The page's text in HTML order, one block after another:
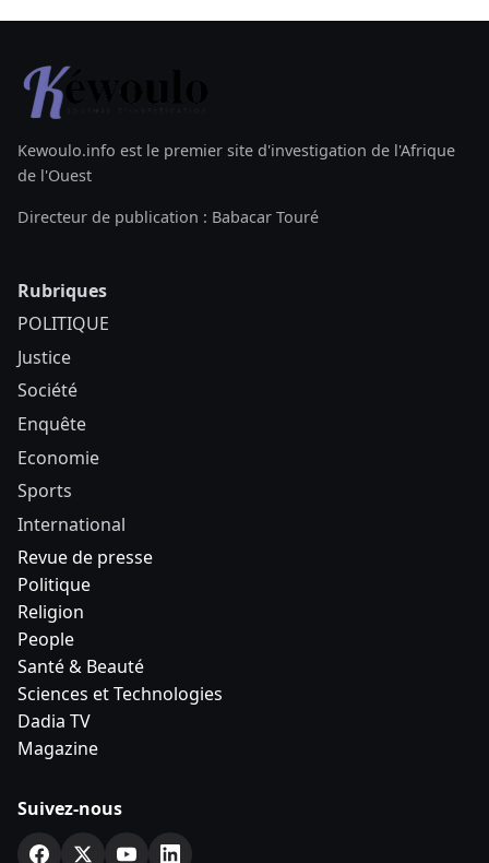
Kewoulo.info est le premier site d'investigation de l'Afrique
de l'Ouest
Directeur de publication : Babacar Touré
Rubriques
POLITIQUE
Justice
Société
Enquête
Economie
Sports
International
Revue de presse
Politique
Religion
People
Santé & Beauté
Sciences et Technologies
Dadia TV
Magazine
Suivez-nous